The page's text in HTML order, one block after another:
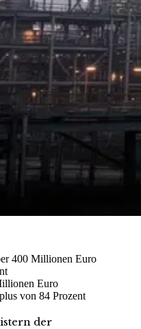
400 Millionen Euro
Euro
von 84 Prozent
der